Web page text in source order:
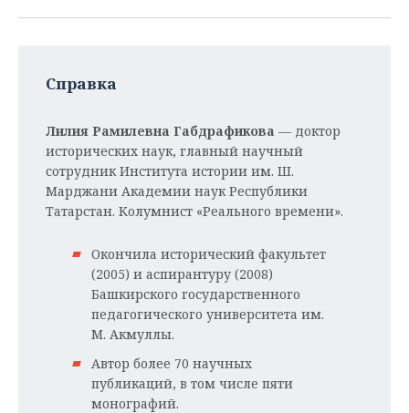
Справка
Лилия Рамилевна Габдрафикова — доктор
исторических наук, главный научный
сотрудник Института истории им. Ш.
Марджани Академии наук Республики
Татарстан. Колумнист «Реального времени».
Окончила исторический факультет
(2005) и аспирантуру (2008)
Башкирского государственного
педагогического университета им.
М. Акмуллы.
Автор более 70 научных
публикаций, в том числе пяти
монографий.